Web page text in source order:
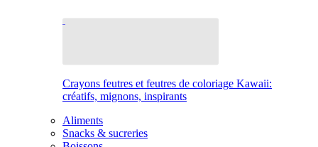
Crayons feutres et feutres de coloriage Kawaii:
créatifs, mignons, inspirants
Aliments
Snacks & sucreries